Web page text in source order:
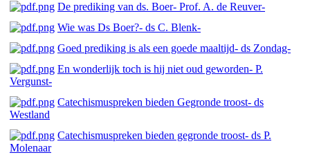
De prediking van ds. Boer- Prof. A. de Reuver-
Wie was Ds Boer?- ds C. Blenk-
Goed prediking is als een goede maaltijd- ds Zondag-
En wonderlijk toch is hij niet oud geworden- P.
Vergunst-
Catechismuspreken bieden Gegronde troost- ds
Westland
Catechismuspreken bieden gegronde troost- ds P.
Molenaar